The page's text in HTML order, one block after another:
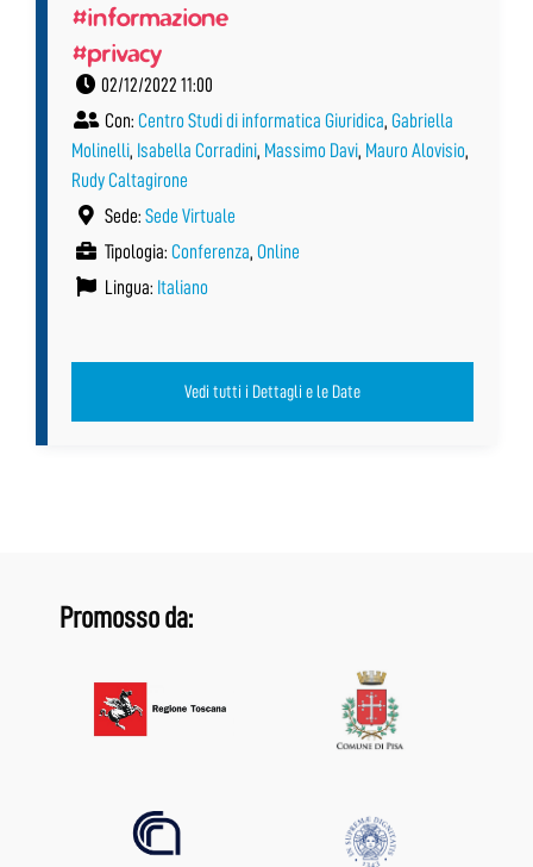
#informazione
#privacy
02/12/2022 11:00
Con: Centro Studi di informatica Giuridica, Gabriella
Molinelli, Isabella Corradini, Massimo Davi, Mauro Alovisio,
Rudy Caltagirone
Sede: Sede Virtuale
Tipologia: Conferenza, Online
Lingua: Italiano
Vedi tutti i Dettagli e le Date
Promosso da: